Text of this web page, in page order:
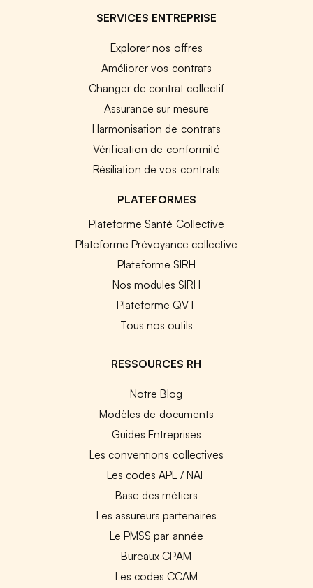
SERVICES ENTREPRISE
Explorer nos offres
Améliorer vos contrats
Changer de contrat collectif
Assurance sur mesure
Harmonisation de contrats
Vérification de conformité
Résiliation de vos contrats
PLATEFORMES
Plateforme Santé Collective
Plateforme Prévoyance collective
Plateforme SIRH
Nos modules SIRH
Plateforme QVT
Tous nos outils
RESSOURCES RH
Notre Blog
Modèles de documents
Guides Entreprises
Les conventions collectives
Les codes APE / NAF
Base des métiers
Les assureurs partenaires
Le PMSS par année
Bureaux CPAM
Les codes CCAM